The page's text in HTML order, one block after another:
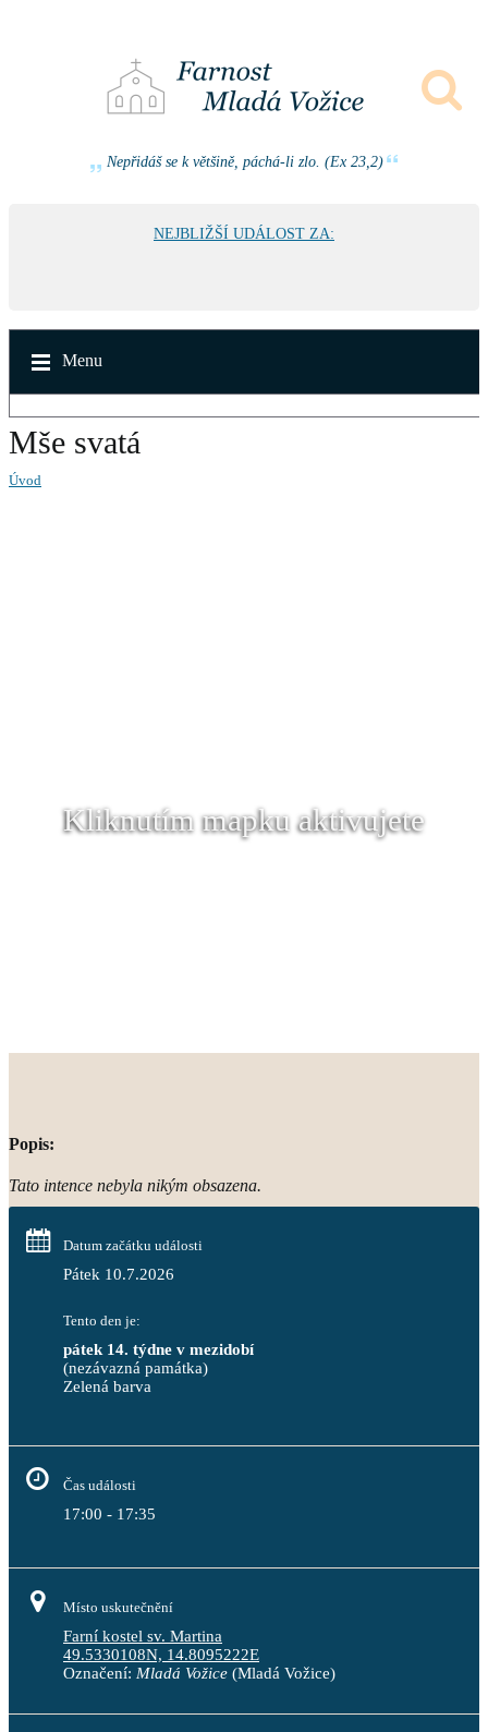
Nepřidáš se k většině, páchá-li zlo. (Ex 23,2)
NEJBLIŽŠÍ UDÁLOST ZA:
Menu
Mše svatá
Úvod
Kliknutím mapku aktivujete
Popis:
Tato intence nebyla nikým obsazena.
Datum začátku události
Pátek 10.7.2026
Tento den je:
pátek 14. týdne v mezidobí
(nezávazná památka)
Zelená barva
Čas události
17:00 - 17:35
Místo uskutečnění
Farní kostel sv. Martina
49.5330108N, 14.8095222E
Označení: Mladá Vožice (Mladá Vožice)